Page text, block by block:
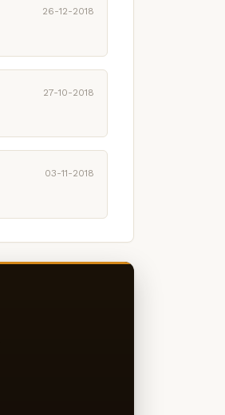
26-12-2018
27-10-2018
03-11-2018